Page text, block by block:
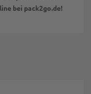
bei pack2go.de!